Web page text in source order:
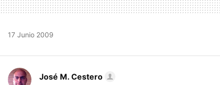
17 Junio 2009
José M. Cestero